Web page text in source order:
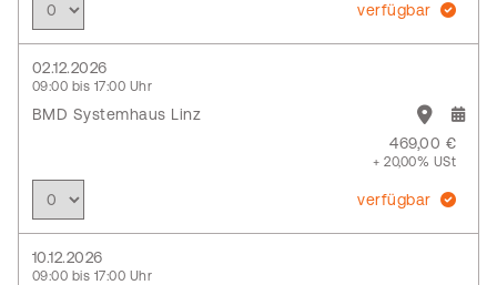
verfügbar
02.12.2026
09:00 bis 17:00 Uhr
BMD Systemhaus Linz
469,00 €
+ 20,00% USt
verfügbar
10.12.2026
09:00 bis 17:00 Uhr